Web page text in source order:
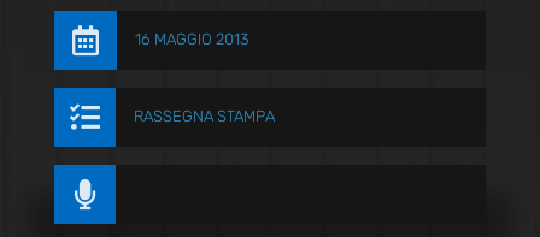
 16 MAGGIO 2013
 RASSEGNA STAMPA
